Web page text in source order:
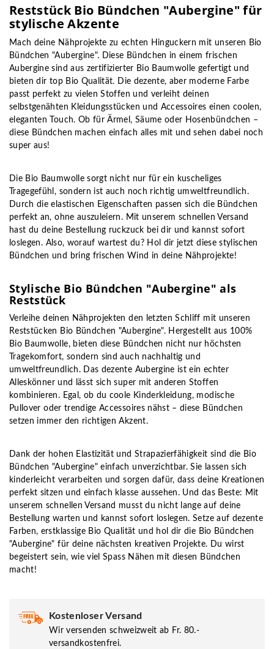
Reststück Bio Bündchen "Aubergine" für
stylische Akzente
Mach deine Nähprojekte zu echten Hinguckern mit unseren Bio
Bündchen "Aubergine". Diese Bündchen in einem frischen
Aubergine sind aus zertifizierter Bio Baumwolle gefertigt und
bieten dir top Bio Qualität. Die dezente, aber moderne Farbe
passt perfekt zu vielen Stoffen und verleiht deinen
selbstgenähten Kleidungsstücken und Accessoires einen coolen,
eleganten Touch. Ob für Ärmel, Säume oder Hosenbündchen –
diese Bündchen machen einfach alles mit und sehen dabei noch
super aus!
Die Bio Baumwolle sorgt nicht nur für ein kuscheliges
Tragegefühl, sondern ist auch noch richtig umweltfreundlich.
Durch die elastischen Eigenschaften passen sich die Bündchen
perfekt an, ohne auszuleiern. Mit unserem schnellen Versand
hast du deine Bestellung ruckzuck bei dir und kannst sofort
loslegen. Also, worauf wartest du? Hol dir jetzt diese stylischen
Bündchen und bring frischen Wind in deine Nähprojekte!
Stylische Bio Bündchen "Aubergine" als
Reststück
Verleihe deinen Nähprojekten den letzten Schliff mit unseren
Reststücken Bio Bündchen "Aubergine". Hergestellt aus 100%
Bio Baumwolle, bieten diese Bündchen nicht nur höchsten
Tragekomfort, sondern sind auch nachhaltig und
umweltfreundlich. Das dezente Aubergine ist ein echter
Alleskönner und lässt sich super mit anderen Stoffen
kombinieren. Egal, ob du coole Kinderkleidung, modische
Pullover oder trendige Accessoires nähst – diese Bündchen
setzen immer den richtigen Akzent.
Dank der hohen Elastizität und Strapazierfähigkeit sind die Bio
Bündchen "Aubergine" einfach unverzichtbar. Sie lassen sich
kinderleicht verarbeiten und sorgen dafür, dass deine Kreationen
perfekt sitzen und einfach klasse aussehen. Und das Beste: Mit
unserem schnellen Versand musst du nicht lange auf deine
Bestellung warten und kannst sofort loslegen. Setze auf dezente
Farben, erstklassige Bio Qualität und hol dir die Bio Bündchen
"Aubergine" für deine nächsten kreativen Projekte. Du wirst
begeistert sein, wie viel Spass Nähen mit diesen Bündchen
macht!
Kostenloser Versand
Wir versenden schweizweit ab Fr. 80.-
versandkostenfrei.